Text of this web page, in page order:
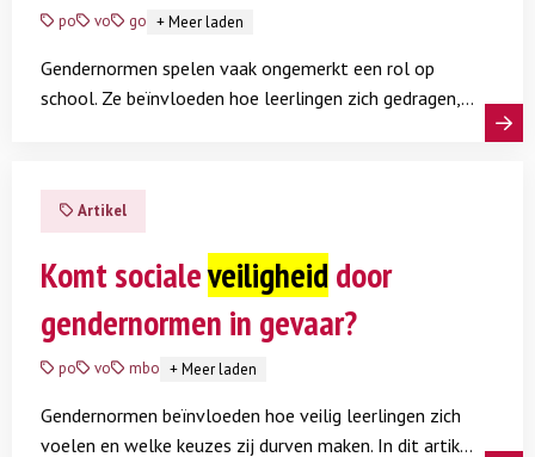
po vo go +Meer laden
Gendernormen spelen vaak ongemerkt een rol op
school. Ze beïnvloeden hoe leerlingen zich gedragen,
handreiking over de relatie tussen gendernormen en
sociale veiligheid.
Artikel
Komt socialeveiligheiddoor
gendernormen in gevaar?
po vo mbo +Meer laden
Gendernormen beïnvloeden hoe veilig leerlingen zich
voelen en welke keuzes zij durven maken. In dit artikel